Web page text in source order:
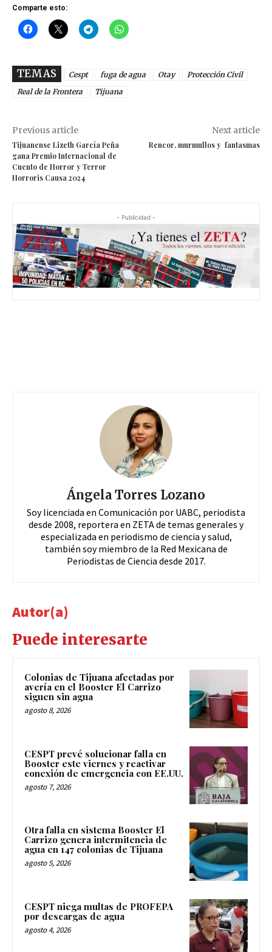
Comparte esto:
TEMAS Cespt fuga de agua Otay
Protección Civil
Real de la Frontera
Tijuana
Previous article
Tijuanense Lizeth García Peña
gana Premio Internacional de
Cuento de Horror y Terror
Horroris Causa 2024
Next article
Rencor, murmullos y fantasmas
- Publicidad -
Ángela Torres Lozano
Soy licenciada en Comunicación por UABC, periodista
desde 2008, reportera en ZETA de temas generales y
especializada en periodismo de ciencia y salud,
también soy miembro de la Red Mexicana de
Periodistas de Ciencia desde 2017.
Autor(a)
Puede interesarte
Colonias de Tijuana afectadas por
avería en el Booster El Carrizo
siguen sin agua
agosto 8, 2026
CESPT prevé solucionar falla en
Booster este viernes y reactivar
conexión de emergencia con EE.UU.
agosto 7, 2026
Otra falla en sistema Booster El
Carrizo genera intermitencia de
agua en 147 colonias de Tijuana
agosto 5, 2026
CESPT niega multas de PROFEPA
por descargas de agua
agosto 4, 2026